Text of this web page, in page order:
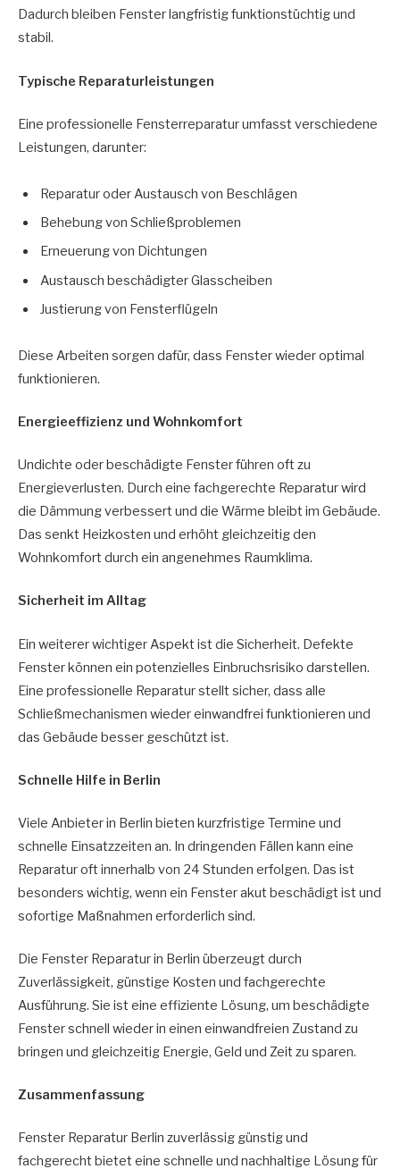
Dadurch bleiben Fenster langfristig funktionstüchtig und
stabil.
Typische Reparaturleistungen
Eine professionelle Fensterreparatur umfasst verschiedene
Leistungen, darunter:
Reparatur oder Austausch von Beschlägen
Behebung von Schließproblemen
Erneuerung von Dichtungen
Austausch beschädigter Glasscheiben
Justierung von Fensterflügeln
Diese Arbeiten sorgen dafür, dass Fenster wieder optimal
funktionieren.
Energieeffizienz und Wohnkomfort
Undichte oder beschädigte Fenster führen oft zu
Energieverlusten. Durch eine fachgerechte Reparatur wird
die Dämmung verbessert und die Wärme bleibt im Gebäude.
Das senkt Heizkosten und erhöht gleichzeitig den
Wohnkomfort durch ein angenehmes Raumklima.
Sicherheit im Alltag
Ein weiterer wichtiger Aspekt ist die Sicherheit. Defekte
Fenster können ein potenzielles Einbruchsrisiko darstellen.
Eine professionelle Reparatur stellt sicher, dass alle
Schließmechanismen wieder einwandfrei funktionieren und
das Gebäude besser geschützt ist.
Schnelle Hilfe in Berlin
Viele Anbieter in Berlin bieten kurzfristige Termine und
schnelle Einsatzzeiten an. In dringenden Fällen kann eine
Reparatur oft innerhalb von 24 Stunden erfolgen. Das ist
besonders wichtig, wenn ein Fenster akut beschädigt ist und
sofortige Maßnahmen erforderlich sind.
Die Fenster Reparatur in Berlin überzeugt durch
Zuverlässigkeit, günstige Kosten und fachgerechte
Ausführung. Sie ist eine effiziente Lösung, um beschädigte
Fenster schnell wieder in einen einwandfreien Zustand zu
bringen und gleichzeitig Energie, Geld und Zeit zu sparen.
Zusammenfassung
Fenster Reparatur Berlin zuverlässig günstig und
fachgerecht bietet eine schnelle und nachhaltige Lösung für